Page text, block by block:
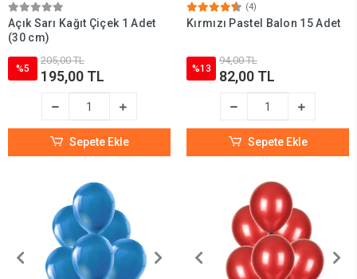
Açık Sarı Kağıt Çiçek 1 Adet
(30 cm)
%5
205,00 TL
195,00 TL
Sepete Ekle
(4)
Kırmızı Pastel Balon 15 Adet
%13
94,00 TL
82,00 TL
Sepete Ekle